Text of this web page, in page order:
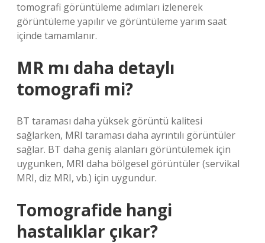
tomografi görüntüleme adımları izlenerek
görüntüleme yapılır ve görüntüleme yarım saat
içinde tamamlanır.
MR mı daha detaylı
tomografi mi?
BT taraması daha yüksek görüntü kalitesi
sağlarken, MRI taraması daha ayrıntılı görüntüler
sağlar. BT daha geniş alanları görüntülemek için
uygunken, MRI daha bölgesel görüntüler (servikal
MRI, diz MRI, vb.) için uygundur.
Tomografide hangi
hastalıklar çıkar?